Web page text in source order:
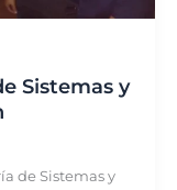
Sistemas y
de Sistemas y